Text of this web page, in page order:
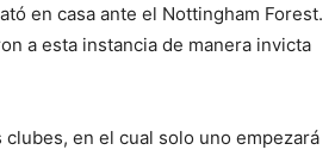
en casa ante el Nottingham Forest.
a esta instancia de manera invicta
en el cual solo uno empezará